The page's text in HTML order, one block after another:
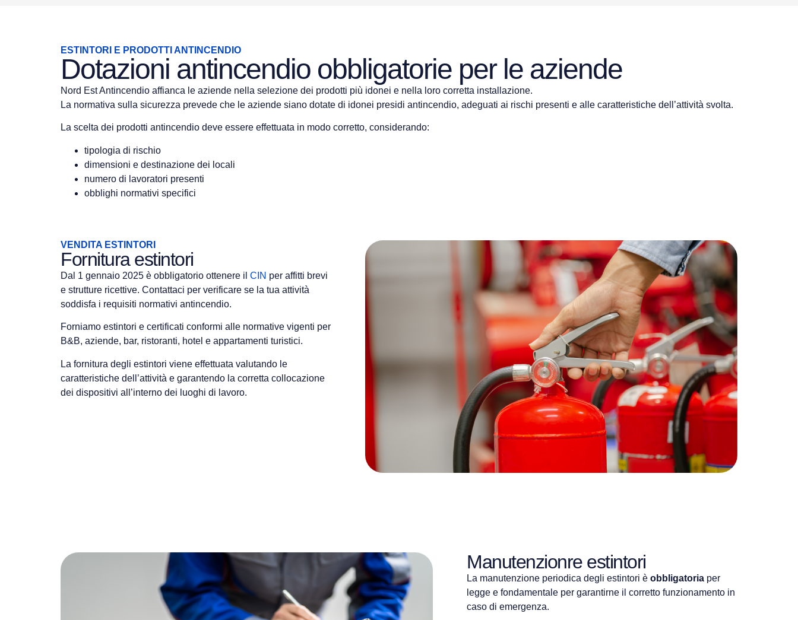
ESTINTORI E PRODOTTI ANTINCENDIO
Dotazioni antincendio obbligatorie per le aziende
Nord Est Antincendio affianca le aziende nella selezione dei prodotti più idonei e nella loro corretta installazione.
La normativa sulla sicurezza prevede che le aziende siano dotate di idonei presidi antincendio, adeguati ai rischi presenti e alle caratteristiche dell’attività svolta.
La scelta dei prodotti antincendio deve essere effettuata in modo corretto, considerando:
tipologia di rischio
dimensioni e destinazione dei locali
numero di lavoratori presenti
obblighi normativi specifici
VENDITA ESTINTORI
Fornitura estintori
Dal 1 gennaio 2025 è obbligatorio ottenere il CIN per affitti brevi
e strutture ricettive. Contattaci per verificare se la tua attività
soddisfa i requisiti normativi antincendio.
Forniamo estintori e certificati conformi alle normative vigenti per
B&B, aziende, bar, ristoranti, hotel e appartamenti turistici.
La fornitura degli estintori viene effettuata valutando le
caratteristiche dell’attività e garantendo la corretta collocazione
dei dispositivi all’interno dei luoghi di lavoro.
Manutenzionre estintori
La manutenzione periodica degli estintori è obbligatoria per
legge e fondamentale per garantirne il corretto funzionamento in
caso di emergenza.